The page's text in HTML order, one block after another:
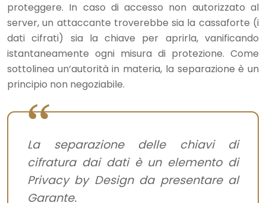
proteggere. In caso di accesso non autorizzato al
server, un attaccante troverebbe sia la cassaforte (i
dati cifrati) sia la chiave per aprirla, vanificando
istantaneamente ogni misura di protezione. Come
sottolinea un’autorità in materia, la separazione è un
principio non negoziabile.
La separazione delle chiavi di
cifratura dai dati è un elemento di
Privacy by Design da presentare al
Garante.